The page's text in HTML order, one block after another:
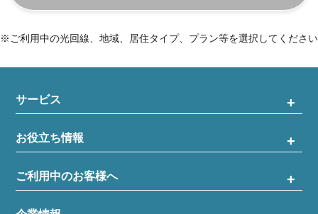
※ご利用中の光回線、地域、居住タイプ、プラン等を選択してください
サービス
お役立ち情報
ご利用中のお客様へ